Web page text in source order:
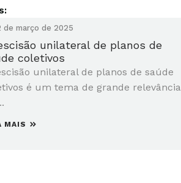
de março de 2025
unilateral de planos de
coletivos
unilateral de planos de saúde
é um tema de grande relevância
MAIS